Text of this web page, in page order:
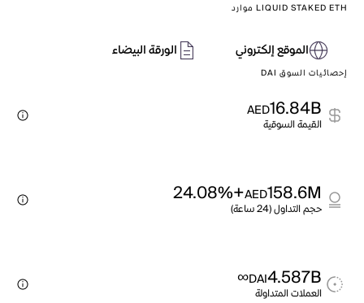
LIQUID STAKED ETH موارد
الموقع إلكتروني الورقة البيضاء
إحصائيات السوق DAI
16.84B
AED
القيمة السوقية
158.6M
AED
+24.08%
حجم التداول (24 ساعة)
4.587B
DAI
∞
العملات المتداولة